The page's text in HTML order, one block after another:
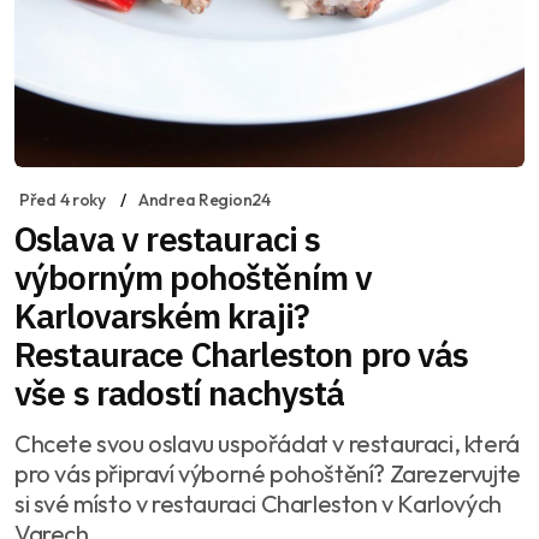
Před 4 roky Andrea Region24
Oslava v restauraci s
výborným pohoštěním v
Karlovarském kraji?
Restaurace Charleston pro vás
vše s radostí nachystá
Chcete svou oslavu uspořádat v restauraci, která
pro vás připraví výborné pohoštění? Zarezervujte
si své místo v restauraci Charleston v Karlových